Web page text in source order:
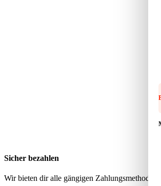
Sicher bezahlen
Wir bieten dir alle gängigen Zahlungsmethoden